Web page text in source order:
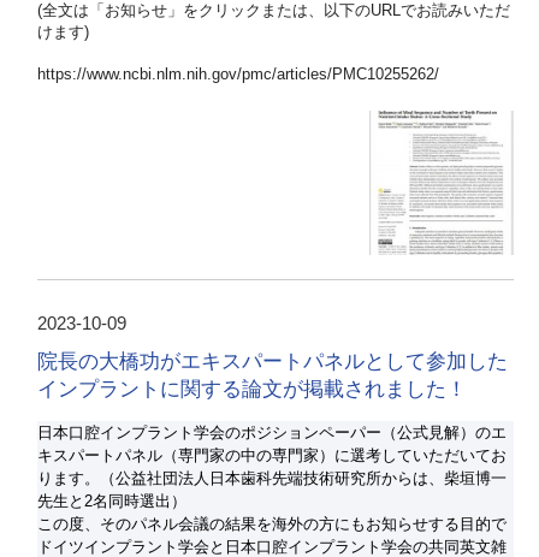
(全文は「お知らせ」をクリックまたは、以下のURLでお読みいただ
けます)
https://www.ncbi.nlm.nih.gov/pmc/articles/PMC10255262/
2023-10-09
院長の大橋功がエキスパートパネルとして参加した
インプラントに関する論文が掲載されました！
日本口腔インプラント学会のポジションペーパー（公式見解）のエ
キスパートパネル（専門家の中の専門家）に選考していただいてお
ります。（公益社団法人日本歯科先端技術研究所からは、柴垣博一
先生と2名同時選出）
この度、そのパネル会議の結果を海外の方にもお知らせする目的で
ドイツインプラント学会と日本口腔インプラント学会の共同英文雑